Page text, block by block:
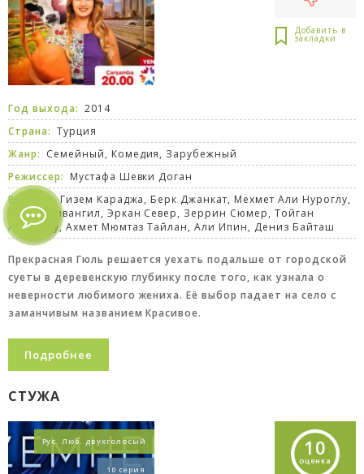
Год выхода: 2014
Страна: Турция
Жанр: Семейный, Комедия, Зарубежный
Режиссер: Мустафа Шевки Доган
В ролях:Гизем Караджа, Берк Джанкат, Мехмет Али Нуроглу,
Эсин Дживангил, Эркан Север, Зеррин Сюмер, Тойган
Аваноглу, Ахмет Мюмтаз Тайлан, Али Ипин, Дениз Байташ
Прекрасная Гюль решается уехать подальше от городской
суеты в деревенскую глубинку после того, как узнала о
неверности любимого жениха. Её выбор падает на село с
заманчивым названием Красивое.
Подробнее
СТУЖА
Рус. Люб. двухголосый
10 серия
10
оценка